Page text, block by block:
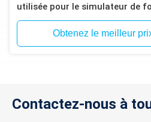
utilisée pour le simulateur de
Atlas Copco T4W, T685
Obtenez le meilleur
Contactez-nous à